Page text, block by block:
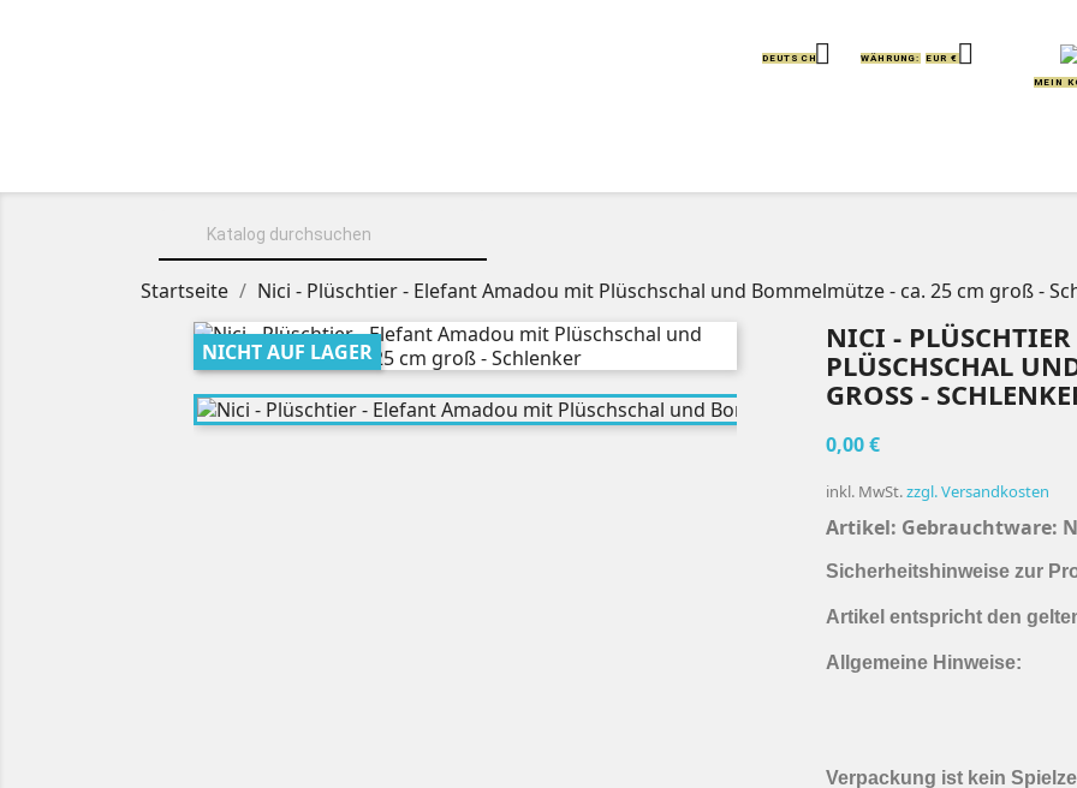
DEUTSCH WÄHRUNG: EUR €
MEIN

Startseite Nici - Plüschtier - Elefant Amadou mit Plüschschal und Bommelmütze - ca. 25 cm groß -
NICHT AUF LAGER
NICI -
PLÜSCHSCHAL
GROSS - SCHLENKER
0,00 €
inkl. MwSt.zzgl. Versandkosten
Artikel: Gebrauchtware:
Sicherheitshinweise zur
Artikel entspricht den
Allgemeine Hinweise:
Verpackung ist kein